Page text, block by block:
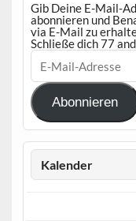
Gib Deine E-Mail-
abonnieren und
via E-Mail zu
Schließe dich 77
E-
Mail-
Adresse
Abonnieren
Kalender